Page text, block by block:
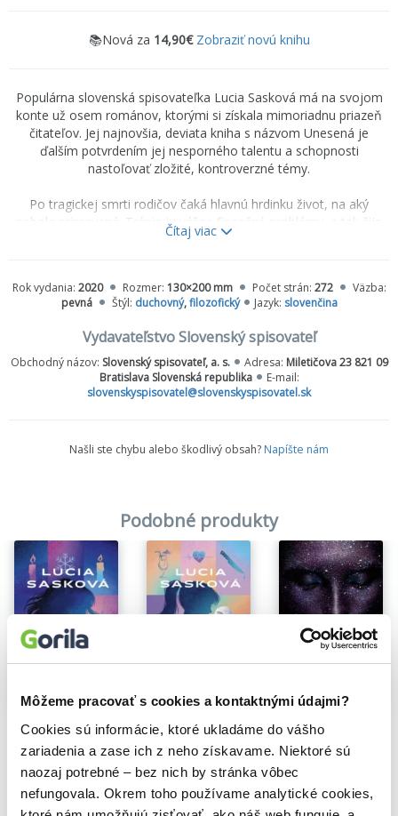
Môžeme pracovať s cookies a kontaktnými údajmi?
Cookies sú informácie, ktoré ukladáme do vášho
zariadenia a zase ich z neho získavame. Niektoré sú
naozaj potrebné – bez nich by stránka vôbec
nefungovala. Okrem toho používame analytické cookies,
📚Nová za 14,90€ Zobraziť novú knihu
Populárna slovenská spisovateľka Lucia Sasková má na svojom
konte už osem románov, ktorými si získala mimoriadnu priazeň
čitateľov. Jej najnovšia, deviata kniha s názvom Unesená je
ďalším potvrdením jej nesporného talentu a schopnosti
nastoľovať zložité, kontroverzné témy.
Po tragickej smrti rodičov čaká hlavnú hrdinku život, na aký
nebola pripravená. Trápia ju vážne finančné problémy, a tak žije
od výplaty k výplate a okrem práce nikam nechodí. Hoci nikoho
príliš dokonalý a najmä príliš záhadný, aby s ním riskovala hlbší
vzťah.Čím dlhšie sa s ním stretáva, tým viac znepokojivých
otázok si kladie: Prečo sa s ňou Dávid neukazuje na verejnosti?
Kde sa skrýva, keď sa neozýva niekoľko týždňov? A prečo o
svojej práci zaryto mlčí? Naozaj je to len pre jej dobro, alebo je z
tým niečo viac?
Hlavná hrdinka sa proti svojej vôli postupne ocitá vo svete, v
sa musí rozhodnúť, na ktorej strane bude stáť.
Martinus.sk Čítanie z knihy UNESENÁ (Lucia Sasková)
Čítaj viac
Rok vydania: 2020 Rozmer: 130×200 mm Počet strán: 272
Väzba:
pevná
Štýl: duchovný,filozofický Jazyk: slovenčina
Vydavateľstvo Slovenský spisovateľ
Obchodný názov: Slovenský spisovateľ, a. s. Adresa: Miletičova 23 821 09
Bratislava Slovenská republika
E-mail:
slovenskyspisovatel@slovenskyspisovatel.sk
Našli ste chybu alebo škodlivý obsah? Napíšte nám
Podobné produkty
Na sklade
Vianočná
13,50€
Na sklade
Dokonalá
12,56€
Na sklade
Trinásta
Lucia Sasková
15,20€